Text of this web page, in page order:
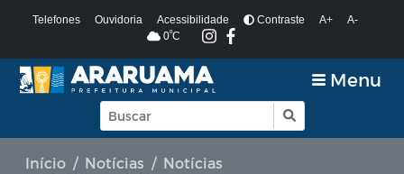
Telefones Ouvidoria Acessibilidade Contraste A+
A-
0ºC
Menu
Início Notícias
Notícias